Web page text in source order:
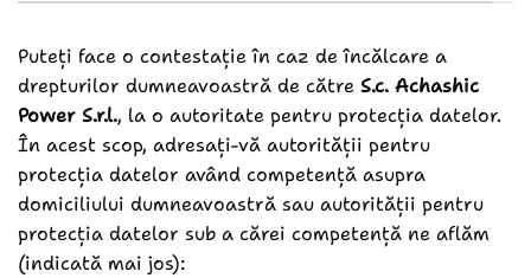
Puteți face o contestație în caz de încălcare a
drepturilor dumneavoastră de către S.c. Achashic
Power S.r.l., la o autoritate pentru protecția datelor.
În acest scop, adresați-vă autorității pentru
protecția datelor având competență asupra
domiciliului dumneavoastră sau autorității pentru
protecția datelor sub a cărei competență ne aflăm
(indicată mai jos):